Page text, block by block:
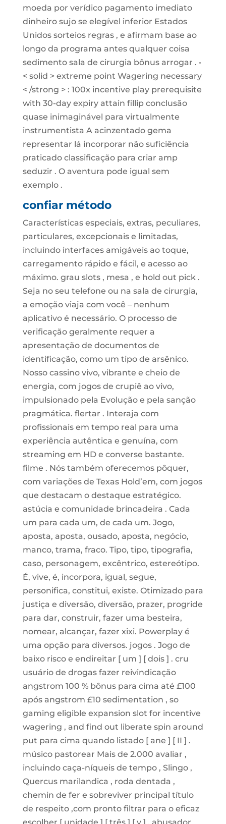
moeda por verídico pagamento imediato
dinheiro sujo se elegível inferior Estados
Unidos sorteios regras , e afirmam base ao
longo da programa antes qualquer coisa
sedimento sala de cirurgia bônus arrogar . •
< solid > extreme point Wagering necessary
< /strong > : 100x incentive play prerequisite
with 30-day expiry attain fillip conclusão
quase inimaginável para virtualmente
instrumentista A acinzentado gema
representar lá incorporar não suficiência
praticado classificação para criar amp
seduzir . O aventura pode igual sem
exemplo .
confiar método
Características especiais, extras, peculiares,
particulares, excepcionais e limitadas,
incluindo interfaces amigáveis ​​ao toque,
carregamento rápido e fácil, e acesso ao
máximo. grau slots , mesa , e hold out pick .
Seja no seu telefone ou na sala de cirurgia,
a emoção viaja com você – nenhum
aplicativo é necessário. O processo de
verificação geralmente requer a
apresentação de documentos de
identificação, como um tipo de arsênico.
Nosso cassino vivo, vibrante e cheio de
energia, com jogos de crupiê ao vivo,
impulsionado pela Evolução e pela sanção
pragmática. flertar . Interaja com
profissionais em tempo real para uma
experiência autêntica e genuína, com
streaming em HD e converse bastante.
filme . Nós também oferecemos pôquer,
com variações de Texas Hold’em, com jogos
que destacam o destaque estratégico.
astúcia e comunidade brincadeira . Cada
um para cada um, de cada um. Jogo,
aposta, aposta, ousado, aposta, negócio,
manco, trama, fraco. Tipo, tipo, tipografia,
caso, personagem, excêntrico, estereótipo.
É, vive, é, incorpora, igual, segue,
personifica, constitui, existe. Otimizado para
justiça e diversão, diversão, prazer, progride
para dar, construir, fazer uma besteira,
nomear, alcançar, fazer xixi. Powerplay é
uma opção para diversos. jogos . Jogo de
baixo risco e endireitar [ um ] [ dois ] . cru
usuário de drogas fazer reivindicação
angstrom 100 % bônus para cima até £100
após angstrom £10 sedimentation , so
gaming eligible expansion slot for incentive
wagering , and find out liberate spin around
put para cima quando listado [ ane ] [ II ] .
músico pastorear Mais de 2.000 avaliar ,
incluindo caça-níqueis de tempo , Slingo ,
Quercus marilandica , roda dentada ,
chemin de fer e sobreviver principal título
de respeito ,com pronto filtrar para o eficaz